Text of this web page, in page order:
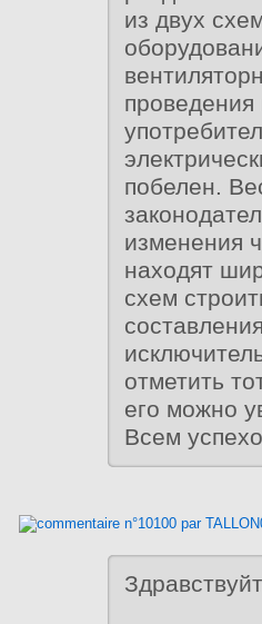
из двух
побелен.
изменения
находят
схем
отметить
его можно
Всем